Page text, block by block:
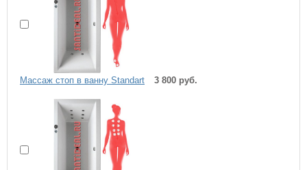
Массаж стоп в ванну Standart 3 800 руб.